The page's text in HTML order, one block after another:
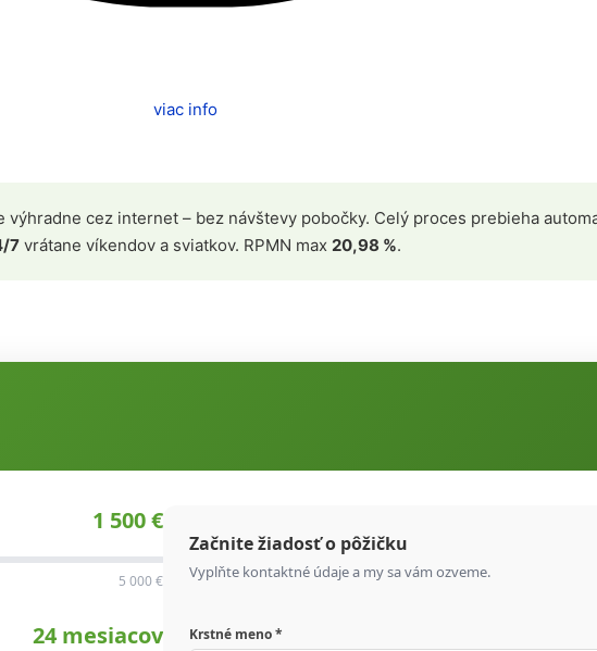
viac info
výhradne cez internet – bez návštevy pobočky. Celý proces prebieha
7 vrátane víkendov a sviatkov. RPMN max 20,98 %.
1 500 €
5 000 €
24 mesiacov
Začnite žiadosť o pôžičku
Vyplňte kontaktné údaje a my sa vám ozveme.
Krstné meno *